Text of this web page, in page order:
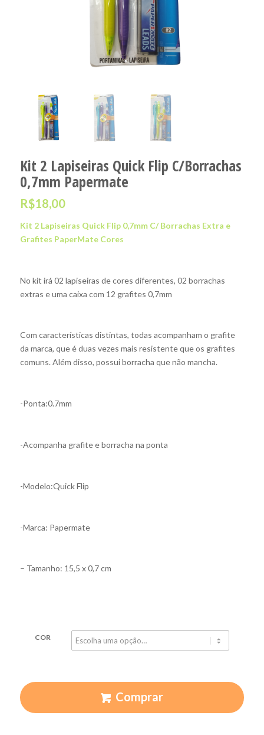
Kit 2 Lapiseiras Quick Flip C/Borrachas
0,7mm Papermate
R$18,00
Kit 2 Lapiseiras Quick Flip 0,7mm C/ Borrachas Extra e
Grafites PaperMate Cores
No kit irá 02 lapiseiras de cores diferentes, 02 borrachas
extras e uma caixa com 12 grafites 0,7mm
Com características distintas, todas acompanham o grafite
da marca, que é duas vezes mais resistente que os grafites
comuns. Além disso, possui borracha que não mancha.
-Ponta:0.7mm
-Acompanha grafite e borracha na ponta
-Modelo:Quick Flip
-Marca: Papermate
– Tamanho: 15,5 x 0,7 cm
COR
Comprar